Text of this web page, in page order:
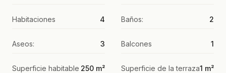
Habitaciones 4 Baños: 2
Aseos: 3 Balcones 1
Superficie habitable 250 m² Superficie de la terraza1 m²